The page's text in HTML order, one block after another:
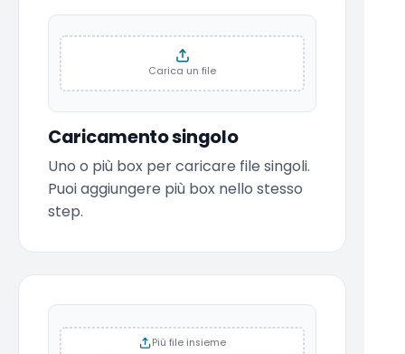
Carica un file
Caricamento singolo
Uno o più box per caricare file singoli.
Puoi aggiungere più box nello stesso
step.
Più file insieme